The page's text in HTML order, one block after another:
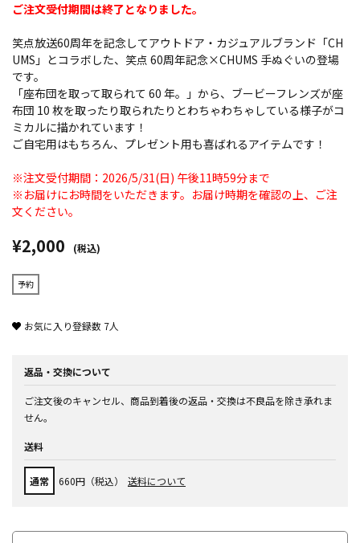
ご注文受付期間は終了となりました。
笑点放送60周年を記念してアウトドア・カジュアルブランド「CH
UMS」とコラボした、笑点 60周年記念×CHUMS 手ぬぐいの登場
です。
「座布団を取って取られて 60 年。」から、ブービーフレンズが座
布団 10 枚を取ったり取られたりとわちゃわちゃしている様子がコ
ミカルに描かれています！
ご自宅用はもちろん、プレゼント用も喜ばれるアイテムです！
※注文受付期間：2026/5/31(日) 午後11時59分まで
※お届けにお時間をいただきます。お届け時期を確認の上、ご注
文ください。
¥2,000 (税込)
予約
お気に入り登録数 7人
返品・交換について
ご注文後のキャンセル、商品到着後の返品・交換は不良品を除き承れま
せん。
送料
通常 660円（税込） 送料について